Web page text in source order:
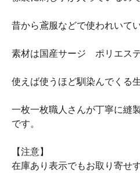
昔から鳶服などで使われいて
素材は国産サージ ポリエス
使えば使うほど馴染んでくる
一枚一枚職人さんが丁寧に縫
です。
【注意】
在庫あり表示でもお取り寄せ